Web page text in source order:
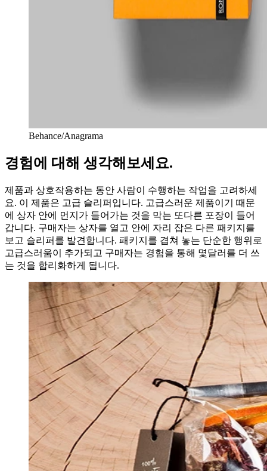
Behance/Anagrama
경험에 대해 생각해보세요.
제품과 상호작용하는 동안 사람이 수행하는 작업을 고려하세
요. 이 제품은 고급 슬리퍼입니다. 고급스러운 제품이기 때문
에 상자 안에 먼지가 들어가는 것을 막는 또다른 포장이 들어
갑니다. 구매자는 상자를 열고 안에 자리 잡은 다른 패키지를
보고 슬리퍼를 발견합니다. 패키지를 겹쳐 놓는 단순한 행위로
고급스러움이 추가되고 구매자는 경험을 통해 몇달러를 더 쓰
는 것을 합리화하게 됩니다.